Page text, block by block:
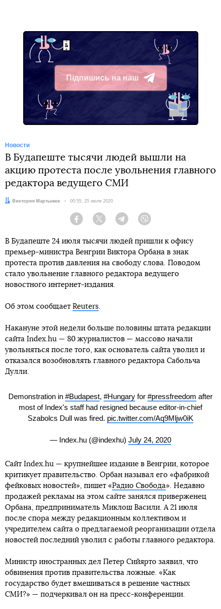
Підпишись на наш
Telegram
Новости
В Будапеште тысячи людей вышли на
акцию протеста после увольнения главного
редактора ведущего СМИ
Автор:Виктория Мартынюк Дата:
00:55, 25 июля 2020
Facebook Twitter Telegram
В Будапеште 24 июля тысячи людей пришли к офису
премьер-министра Венгрии Виктора Орбана в знак
протеста против давления на свободу слова. Поводом
стало увольнение главного редактора ведущего
новостного интернет-издания.
Об этом сообщает Reuters.
Накануне этой недели больше половины штата редакции
сайта Index.hu — 80 журналистов — массово начали
увольняться после того, как основатель сайта уволил и
отказался возобновлять главного редактора Сабольча
Дулли.
Demonstration in #Budapest, #Hungary for #pressfreedom after
most of Index's staff had resigned because editor-in-chief
Szabolcs Dull was fired. pic.twitter.com/Aq9Mljw0iK
— Index.hu (@indexhu) July 24, 2020
Сайт Index.hu — крупнейшее издание в Венгрии, которое
критикует правительство. Орбан называл его «фабрикой
фейковых новостей», пишет «Радио Свобода». Недавно
продажей рекламы на этом сайте занялся приверженец
Орбана, предприниматель Миклош Васили. А 21 июля
после спора между редакционным коллективом и
учредителем сайта о предлагаемой реорганизации отдела
новостей последний уволил с работы главного редактора.
Министр иностранных дел Петер Сийярто заявил, что
обвинения против правительства ложные. «Как
государство будет вмешиваться в решение частных
СМИ?» — подчеркивал он на пресс-конференции.